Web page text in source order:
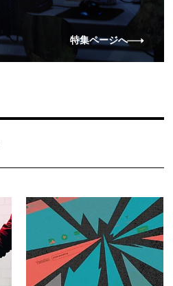
特集ページへ